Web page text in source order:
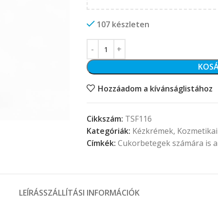
107 készleten
Hozzáadom a kívánságlistához
Cikkszám: TSF116
Kategóriák: Kézkrémek,
Címkék: Cukorbetegek számára is
LEÍRÁSSZÁLLÍTÁSI INFORMÁCIÓK